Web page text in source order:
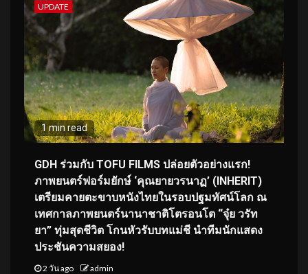
UPDATE
1 min read
GDH ร่วมกับ TOFU FILMS ปล่อยตัวอย่างแรก!
ภาพยนตร์ฟอร์มยักษ์ ‘คุณยายวรนาฏ’ (INHERIT)
เตรียมคายตะขาบหนังไทยในรอบปฐมทัศน์โลก ณ
เทศกาลภาพยนตร์นานาชาติโตรอนโต “จุ๋ย วรัท
ยา” ทุ่มสุดชีวิต โกนหัวรับบทแม่ชี นำทีมนักแสดง
ประชันความสยอง!
2 วัน ago admin